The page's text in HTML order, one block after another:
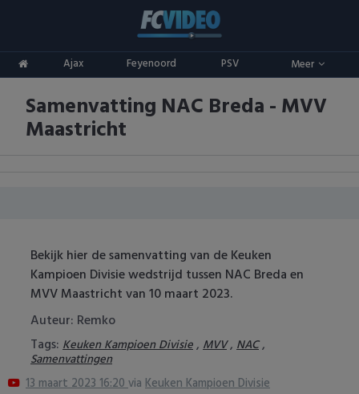
Ajax Feyenoord PSV Meer
ADO Den Haag
Ajax
FC Twente
FC Utrecht
Feyenoord
Heracles Almelo
Competities
Eredivisie
Vrouwenvoetbal
Champions League
Europa League
Conference League
Oranje
Samenvatting NAC Breda - MVV
Maastricht
Bekijk hier de samenvatting van de Keuken
Kampioen Divisie wedstrijd tussen NAC Breda en
MVV Maastricht van 10 maart 2023.
Auteur: Remko
Tags: Keuken Kampioen Divisie, MVV, NAC,
Samenvattingen
13 maart 2023 16:20via Keuken Kampioen Divisie